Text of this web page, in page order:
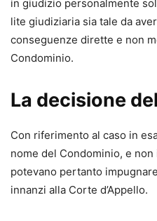
in giudizio personalmente
lite giudiziaria sia tale da
conseguenze dirette e non
Condominio.
La decisione
Con riferimento al caso in
nome del Condominio, e
potevano pertanto
innanzi alla Corte d’Appello.